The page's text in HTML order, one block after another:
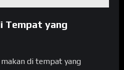
Tempat yang
di tempat yang